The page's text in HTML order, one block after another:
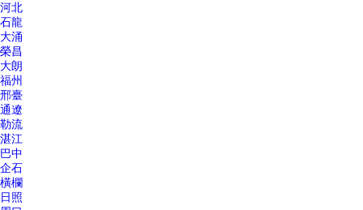
河北
石龍
大涌
榮昌
大朗
福州
邢臺
通遼
勒流
湛江
巴中
企石
橫欄
日照